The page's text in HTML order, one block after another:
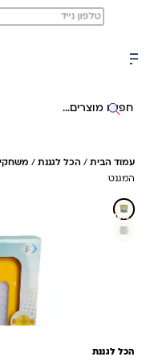
משלוח מהיר חינם בקניה מעל 299
חיפוש באתר
עמוד הבית/הכל לגננת/משחקים
המגנט
36%- חיסכון
הכל לגננת